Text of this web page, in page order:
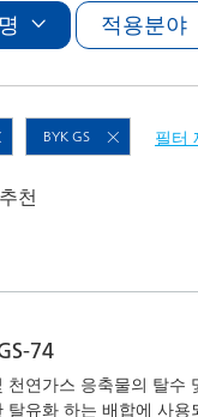
적용분야
필터
BYK GS
천
74
천연가스 응축물의 탈수
탈유화 하는 배합에 사용